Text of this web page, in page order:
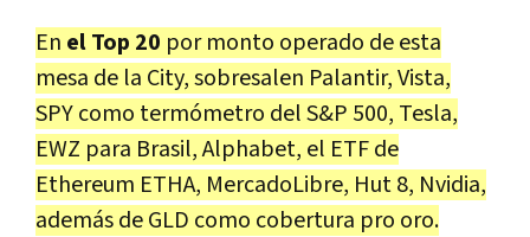
En el Top 20 por monto operado de esta
mesa de la City, sobresalen Palantir, Vista,
SPY como termómetro del S&P 500, Tesla,
EWZ para Brasil, Alphabet, el ETF de
Ethereum ETHA, MercadoLibre, Hut 8, Nvidia,
además de GLD como cobertura pro oro.